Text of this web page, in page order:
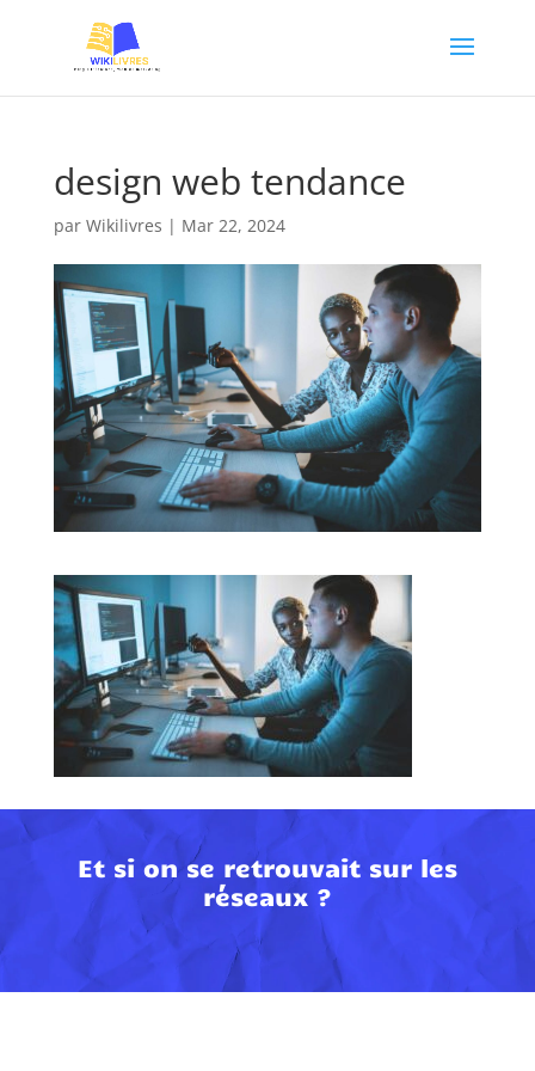
design web tendance
par Wikilivres | Mar 22, 2024
Et si on se retrouvait sur les
réseaux ?